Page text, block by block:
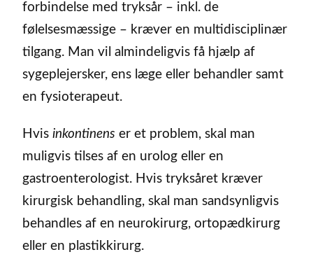
forbindelse med tryksår – inkl. de
følelsesmæssige – kræver en multidisciplinær
tilgang. Man vil almindeligvis få hjælp af
sygeplejersker, ens læge eller behandler samt
en fysioterapeut.
Hvis inkontinens er et problem, skal man
muligvis tilses af en urolog eller en
gastroenterologist. Hvis tryksåret kræver
kirurgisk behandling, skal man sandsynligvis
behandles af en neurokirurg, ortopædkirurg
eller en plastikkirurg.